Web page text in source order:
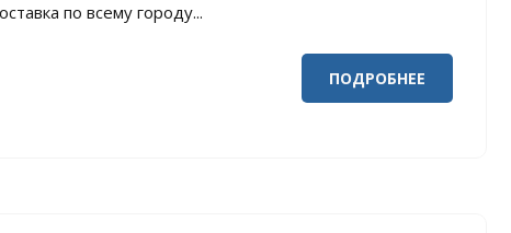
по всему городу...
ПОДРОБНЕЕ